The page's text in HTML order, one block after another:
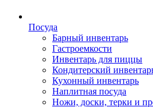
Посуда
Барный инвентарь
Гастроемкости
Инвентарь для пиццы
Кондитерский
Кухонный инвентарь
Наплитная посуда
Ножи, доски, терки и